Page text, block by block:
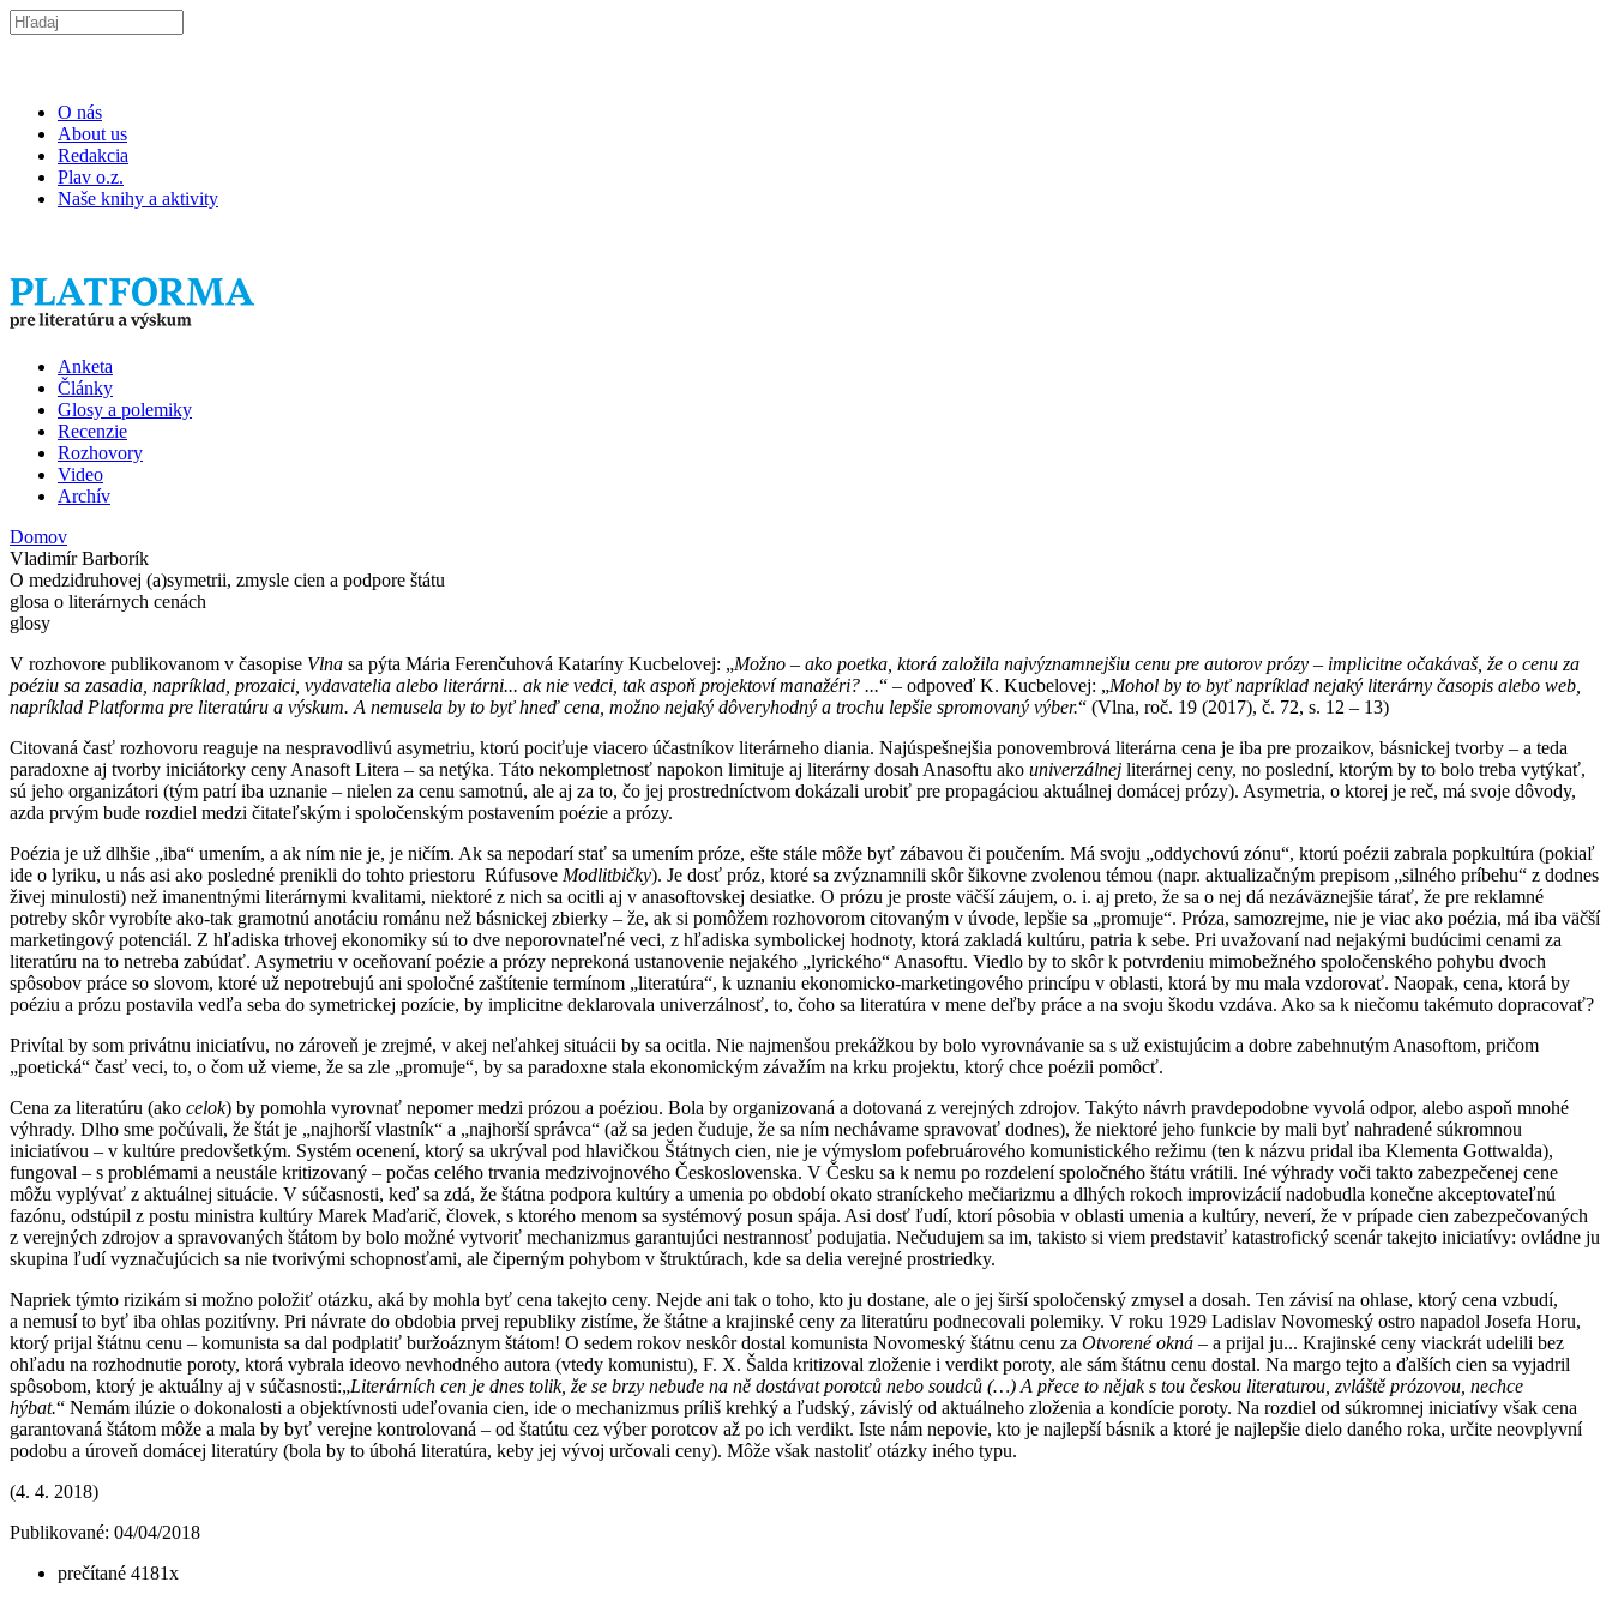
Skočiť na hlavný obsah
Search this site
O nás
About us
Redakcia
Plav o.z.
Naše knihy a aktivity
PlavAnketa
Články
Glosy a polemiky
Recenzie
Rozhovory
Video
Archív
Nachádzate sa tu
Domov
Vladimír Barborík
O medzidruhovej (a)symetrii, zmysle cien a podpore štátu
glosa o literárnych cenách
glosy
V rozhovore publikovanom v časopise Vlna sa pýta Mária Ferenčuhová Kataríny Kucbelovej: „Možno – ako poetka, ktorá založila najvýznamnejšiu cenu pre autorov prózy – implicitne očakávaš, že o cenu za
poéziu sa zasadia, napríklad, prozaici, vydavatelia alebo literárni... ak nie vedci, tak aspoň projektoví manažéri? ...“ – odpoveď K. Kucbelovej: „Mohol by to byť napríklad nejaký literárny časopis alebo web,
napríklad Platforma pre literatúru a výskum. A nemusela by to byť hneď cena, možno nejaký dôveryhodný a trochu lepšie spromovaný výber.“ (Vlna, roč. 19 (2017), č. 72, s. 12 – 13)
Citovaná časť rozhovoru reaguje na nespravodlivú asymetriu, ktorú pociťuje viacero účastníkov literárneho diania. Najúspešnejšia ponovembrová literárna cena je iba pre prozaikov, básnickej tvorby – a teda
paradoxne aj tvorby iniciátorky ceny Anasoft Litera – sa netýka. Táto nekompletnosť napokon limituje aj literárny dosah Anasoftu ako univerzálnej literárnej ceny, no poslední, ktorým by to bolo treba vytýkať,
sú jeho organizátori (tým patrí iba uznanie – nielen za cenu samotnú, ale aj za to, čo jej prostredníctvom dokázali urobiť pre propagáciou aktuálnej domácej prózy). Asymetria, o ktorej je reč, má svoje dôvody,
azda prvým bude rozdiel medzi čitateľským i spoločenským postavením poézie a prózy.
Poézia je už dlhšie „iba“ umením, a ak ním nie je, je ničím. Ak sa nepodarí stať sa umením próze, ešte stále môže byť zábavou či poučením. Má svoju „oddychovú zónu“, ktorú poézii zabrala popkultúra (pokiaľ
ide o lyriku, u nás asi ako posledné prenikli do tohto priestoru Rúfusove Modlitbičky). Je dosť próz, ktoré sa zvýznamnili skôr šikovne zvolenou témou (napr. aktualizačným prepisom „silného príbehu“ z dodnes
živej minulosti) než imanentnými literárnymi kvalitami, niektoré z nich sa ocitli aj v anasoftovskej desiatke. O prózu je proste väčší záujem, o. i. aj preto, že sa o nej dá nezáväznejšie tárať, že pre reklamné
potreby skôr vyrobíte ako-tak gramotnú anotáciu románu než básnickej zbierky – že, ak si pomôžem rozhovorom citovaným v úvode, lepšie sa „promuje“. Próza, samozrejme, nie je viac ako poézia, má iba väčší
marketingový potenciál. Z hľadiska trhovej ekonomiky sú to dve neporovnateľné veci, z hľadiska symbolickej hodnoty, ktorá zakladá kultúru, patria k sebe. Pri uvažovaní nad nejakými budúcimi cenami za
literatúru na to netreba zabúdať. Asymetriu v oceňovaní poézie a prózy neprekoná ustanovenie nejakého „lyrického“ Anasoftu. Viedlo by to skôr k potvrdeniu mimobežného spoločenského pohybu dvoch
spôsobov práce so slovom, ktoré už nepotrebujú ani spoločné zaštítenie termínom „literatúra“, k uznaniu ekonomicko-marketingového princípu v oblasti, ktorá by mu mala vzdorovať. Naopak, cena, ktorá by
poéziu a prózu postavila vedľa seba do symetrickej pozície, by implicitne deklarovala univerzálnosť, to, čoho sa literatúra v mene deľby práce a na svoju škodu vzdáva. Ako sa k niečomu takémuto dopracovať?
Privítal by som privátnu iniciatívu, no zároveň je zrejmé, v akej neľahkej situácii by sa ocitla. Nie najmenšou prekážkou by bolo vyrovnávanie sa s už existujúcim a dobre zabehnutým Anasoftom, pričom
„poetická“ časť veci, to, o čom už vieme, že sa zle „promuje“, by sa paradoxne stala ekonomickým závažím na krku projektu, ktorý chce poézii pomôcť.
Cena za literatúru (ako celok) by pomohla vyrovnať nepomer medzi prózou a poéziou. Bola by organizovaná a dotovaná z verejných zdrojov. Takýto návrh pravdepodobne vyvolá odpor, alebo aspoň mnohé
výhrady. Dlho sme počúvali, že štát je „najhorší vlastník“ a „najhorší správca“ (až sa jeden čuduje, že sa ním nechávame spravovať dodnes), že niektoré jeho funkcie by mali byť nahradené súkromnou
iniciatívou – v kultúre predovšetkým. Systém ocenení, ktorý sa ukrýval pod hlavičkou Štátnych cien, nie je výmyslom pofebruárového komunistického režimu (ten k názvu pridal iba Klementa Gottwalda),
fungoval – s problémami a neustále kritizovaný – počas celého trvania medzivojnového Československa. V Česku sa k nemu po rozdelení spoločného štátu vrátili. Iné výhrady voči takto zabezpečenej cene
môžu vyplývať z aktuálnej situácie. V súčasnosti, keď sa zdá, že štátna podpora kultúry a umenia po období okato straníckeho mečiarizmu a dlhých rokoch improvizácií nadobudla konečne akceptovateľnú
fazónu, odstúpil z postu ministra kultúry Marek Maďarič, človek, s ktorého menom sa systémový posun spája. Asi dosť ľudí, ktorí pôsobia v oblasti umenia a kultúry, neverí, že v prípade cien zabezpečovaných
z verejných zdrojov a spravovaných štátom by bolo možné vytvoriť mechanizmus garantujúci nestrannosť podujatia. Nečudujem sa im, takisto si viem predstaviť katastrofický scenár takejto iniciatívy: ovládne ju
skupina ľudí vyznačujúcich sa nie tvorivými schopnosťami, ale čiperným pohybom v štruktúrach, kde sa delia verejné prostriedky.
Napriek týmto rizikám si možno položiť otázku, aká by mohla byť cena takejto ceny. Nejde ani tak o toho, kto ju dostane, ale o jej širší spoločenský zmysel a dosah. Ten závisí na ohlase, ktorý cena vzbudí,
a nemusí to byť iba ohlas pozitívny. Pri návrate do obdobia prvej republiky zistíme, že štátne a krajinské ceny za literatúru podnecovali polemiky. V roku 1929 Ladislav Novomeský ostro napadol Josefa Horu,
ktorý prijal štátnu cenu – komunista sa dal podplatiť buržoáznym štátom! O sedem rokov neskôr dostal komunista Novomeský štátnu cenu za Otvorené okná – a prijal ju... Krajinské ceny viackrát udelili bez
ohľadu na rozhodnutie poroty, ktorá vybrala ideovo nevhodného autora (vtedy komunistu), F. X. Šalda kritizoval zloženie i verdikt poroty, ale sám štátnu cenu dostal. Na margo tejto a ďalších cien sa vyjadril
spôsobom, ktorý je aktuálny aj v súčasnosti:„Literárních cen je dnes tolik, že se brzy nebude na ně dostávat porotců nebo soudců (…) A přece to nějak s tou českou literaturou, zvláště prózovou, nechce
hýbat.“ Nemám ilúzie o dokonalosti a objektívnosti udeľovania cien, ide o mechanizmus príliš krehký a ľudský, závislý od aktuálneho zloženia a kondície poroty. Na rozdiel od súkromnej iniciatívy však cena
garantovaná štátom môže a mala by byť verejne kontrolovaná – od štatútu cez výber porotcov až po ich verdikt. Iste nám nepovie, kto je najlepší básnik a ktoré je najlepšie dielo daného roka, určite neovplyvní
podobu a úroveň domácej literatúry (bola by to úbohá literatúra, keby jej vývoj určovali ceny). Môže však nastoliť otázky iného typu.
(4. 4. 2018)
Publikované: 04/04/2018
prečítané 4181x